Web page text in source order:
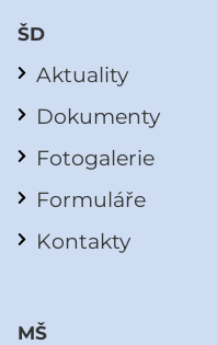
ŠD
Aktuality
Dokumenty
Fotogalerie
Formuláře
Kontakty
MŠ